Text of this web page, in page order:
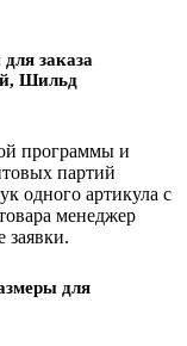
заказа
Шильд
программы и
партий
одного артикула с
менеджер
заявки.
для